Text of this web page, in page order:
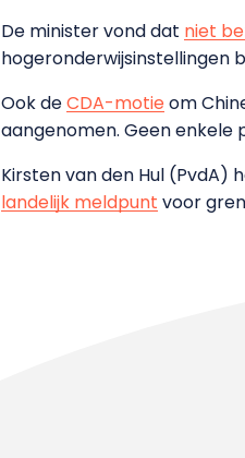
De minister vond dat niet
hogeronderwijsinstellingen
Ook deCDA-motieom
aangenomen. Geen enkele
Kirsten van den Hul (PvdA)
landelijk meldpunt voor